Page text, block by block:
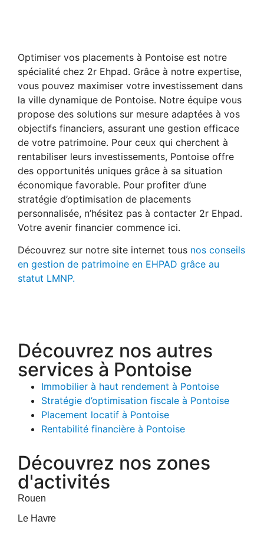
Optimiser vos placements à Pontoise est notre
spécialité chez 2r Ehpad. Grâce à notre expertise,
vous pouvez maximiser votre investissement dans
la ville dynamique de Pontoise. Notre équipe vous
propose des solutions sur mesure adaptées à vos
objectifs financiers, assurant une gestion efficace
de votre patrimoine. Pour ceux qui cherchent à
rentabiliser leurs investissements, Pontoise offre
des opportunités uniques grâce à sa situation
économique favorable. Pour profiter d’une
stratégie d’optimisation de placements
personnalisée, n’hésitez pas à contacter 2r Ehpad.
Votre avenir financier commence ici.
Découvrez sur notre site internet tous nos conseils
en gestion de patrimoine en EHPAD grâce au
statut LMNP.
Découvrez nos autres
services à Pontoise
Immobilier à haut rendement à Pontoise
Stratégie d’optimisation fiscale à Pontoise
Placement locatif à Pontoise
Rentabilité financière à Pontoise
Découvrez nos zones
d'activités
Rouen
Le Havre